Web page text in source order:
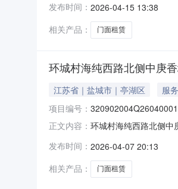
城村海纯西路北侧中庚
发布时间： 2026-04-15 13:38
相关产品：
门面租赁
环城村海纯西路北侧中庚
江苏省｜盐城市｜亭湖区 服
项目编号： 320902004Q26040001
正文内容： 环城村海纯西路北侧
城村海纯西路北侧中庚
发布时间： 2026-04-07 20:13
相关产品：
门面租赁